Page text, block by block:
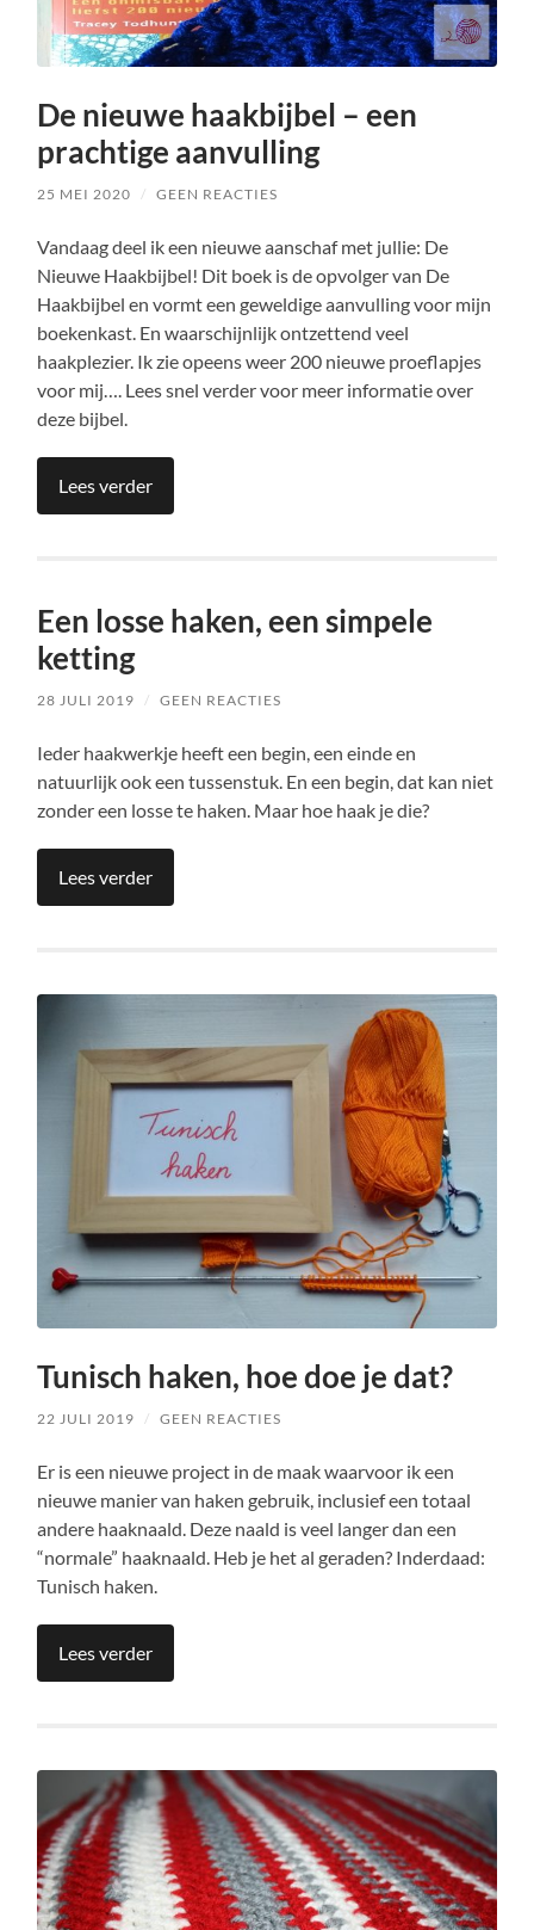
De nieuwe haakbijbel – een
prachtige aanvulling
25 MEI 2020 / GEEN REACTIES
Vandaag deel ik een nieuwe aanschaf met jullie: De
Nieuwe Haakbijbel! Dit boek is de opvolger van De
Haakbijbel en vormt een geweldige aanvulling voor mijn
boekenkast. En waarschijnlijk ontzettend veel
haakplezier. Ik zie opeens weer 200 nieuwe proeflapjes
voor mij…. Lees snel verder voor meer informatie over
deze bijbel.
Lees verder
Een losse haken, een simpele
ketting
28 JULI 2019 / GEEN REACTIES
Ieder haakwerkje heeft een begin, een einde en
natuurlijk ook een tussenstuk. En een begin, dat kan niet
zonder een losse te haken. Maar hoe haak je die?
Lees verder
Tunisch haken, hoe doe je dat?
22 JULI 2019 / GEEN REACTIES
Er is een nieuwe project in de maak waarvoor ik een
nieuwe manier van haken gebruik, inclusief een totaal
andere haaknaald. Deze naald is veel langer dan een
“normale” haaknaald. Heb je het al geraden? Inderdaad:
Tunisch haken.
Lees verder